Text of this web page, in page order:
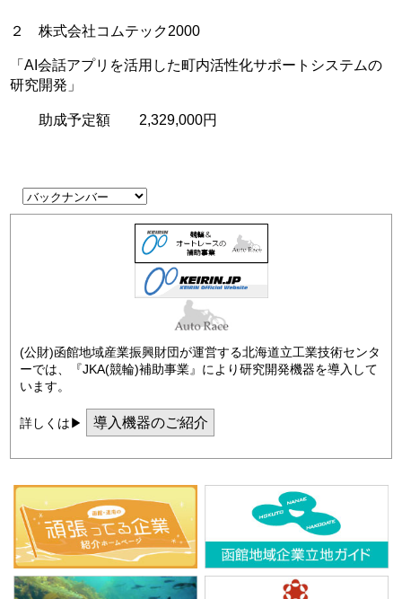
２ 株式会社コムテック2000
「AI会話アプリを活用した町内活性化サポートシステムの
研究開発」
助成予定額 2,329,000円
(公財)函館地域産業振興財団が運営する北海道立工業技術センタ
ーでは、『JKA(競輪)補助事業』により研究開発機器を導入して
います。
詳しくは▶ 導入機器のご紹介